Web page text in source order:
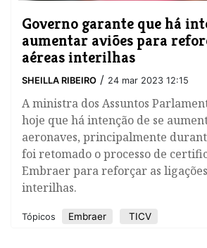
Governo garante que há
aumentar aviões para
aéreas interilhas
SHEILLA RIBEIRO / 24 mar 2023 12:15
A ministra dos Assuntos
hoje que há intenção de se
aeronaves, principalmente
foi retomado o processo de
Embraer para reforçar as
interilhas.
Tópicos Embraer TICV